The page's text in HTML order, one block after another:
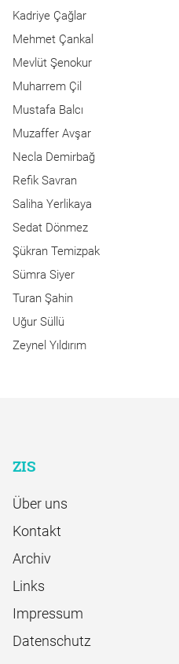
Kadriye Çağlar
Mehmet Çankal
Mevlüt Şenokur
Muharrem Çil
Mustafa Balcı
Muzaffer Avşar
Necla Demirbağ
Refik Savran
Saliha Yerlikaya
Sedat Dönmez
Şükran Temizpak
Sümra Siyer
Turan Şahin
Uğur Süllü
Zeynel Yıldırım
ZIS
Über uns
Kontakt
Archiv
Links
Impressum
Datenschutz